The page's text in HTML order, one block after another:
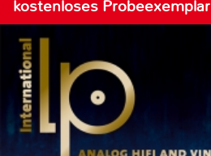
kostenloses Probeexemplar